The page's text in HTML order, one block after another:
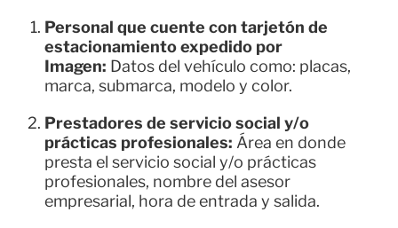
Personal que cuente con tarjetón de
estacionamiento expedido por
Imagen: Datos del vehículo como: placas,
marca, submarca, modelo y color.
Prestadores de servicio social y/o
prácticas profesionales: Área en donde
presta el servicio social y/o prácticas
profesionales, nombre del asesor
empresarial, hora de entrada y salida.